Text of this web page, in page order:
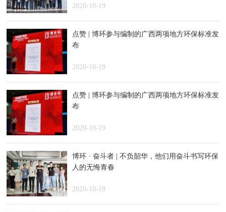
2020-10-19
点赞 | 博环参与编制的广西两项地方环保标准发
布
2020-10-19
点赞 | 博环参与编制的广西两项地方环保标准发
布
2020-10-19
博环 · 奋斗者 | 不负韶华，他们用奋斗书写环保
人的无悔青春
2020-10-19